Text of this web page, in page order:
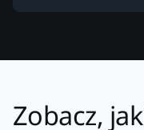
Zobacz,